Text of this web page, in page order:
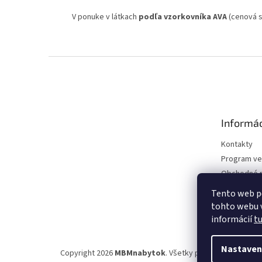
Tento web
tohto webu
informáciítu
V ponuke v látkach podľa vzorkovníka AVA(cenová
Kontakty
Program
Obchodné
údajov
Copyright 2026 MBMnabytok. Všetky práva vyhradené.